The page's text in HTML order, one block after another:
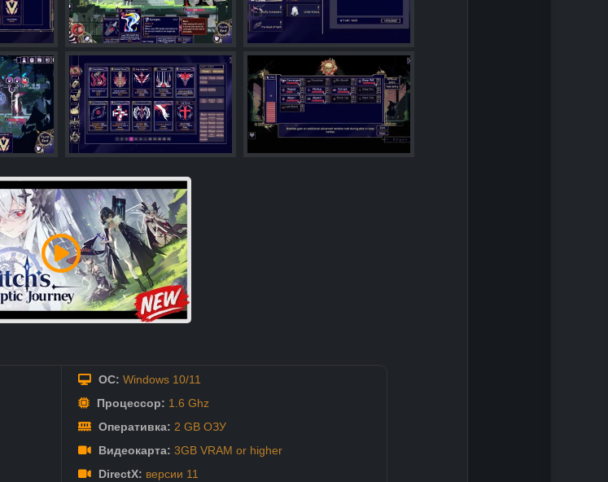
ОС: Windows 10/11
Процессор: 1.6 Ghz
Оперативка: 2 GB ОЗУ
Видеокарта: 3GB VRAM or higher
DirectX: версии 11